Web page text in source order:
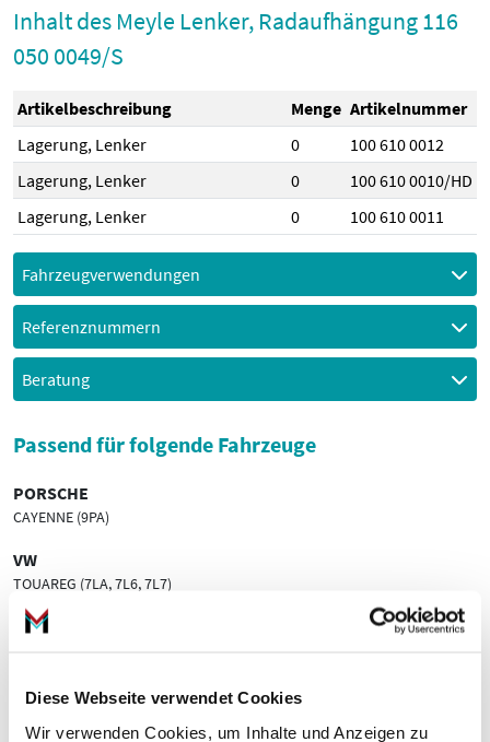
Diese Webseite verwendet Cookies
Wir verwenden Cookies, um Inhalte und Anzeigen zu
Inhalt des Meyle Lenker, Radaufhängung 116
050 0049/S
Artikelbeschreibung Menge Artikelnummer
Lagerung, Lenker
0
100 610 0012
Lagerung, Lenker
0
100 610 0010/HD
Lagerung, Lenker
0 100 610 0011
Fahrzeugverwendungen
Referenznummern
Beratung
Passend für folgende Fahrzeuge
PORSCHE
CAYENNE (9PA)
VW
TOUAREG (7LA, 7L6, 7L7)
Dieser Zubehör-Artikel könnte Sie auch